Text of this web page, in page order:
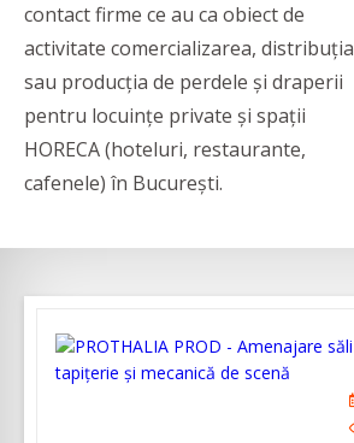
contact firme ce au ca obiect de
activitate comercializarea, distribuția
sau producția de perdele și draperii
pentru locuințe private și spații
HORECA (hoteluri, restaurante,
cafenele) în București.